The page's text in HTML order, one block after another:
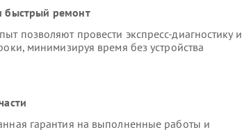
быстрый ремонт
позволяют провести экспресс-диагностику и
минимизируя время без устройства
гарантия на выполненные работы и